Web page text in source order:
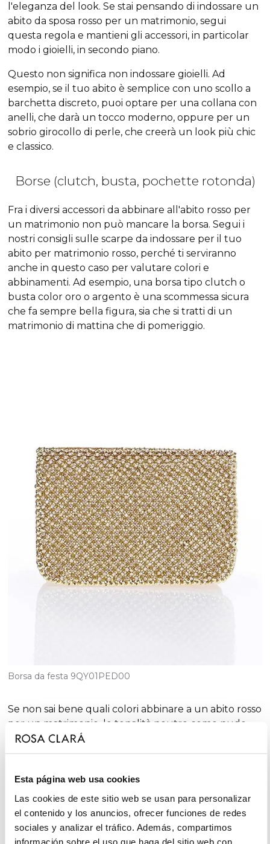
Esta página web usa cookies
Las cookies de este sitio web se usan para personalizar
el contenido y los anuncios, ofrecer funciones de redes
sociales y analizar el tráfico. Además, compartimos
información sobre el uso que haga del sitio web con
l'eleganza del look. Se stai pensando di indossare un
abito da sposa rosso per un matrimonio, segui
questa regola e mantieni gli accessori, in particolar
modo i gioielli, in secondo piano.
Questo non significa non indossare gioielli. Ad
esempio, se il tuo abito è semplice con uno scollo a
barchetta discreto, puoi optare per una collana con
anelli, che darà un tocco moderno, oppure per un
sobrio girocollo di perle, che creerà un look più chic
e classico.
Borse (clutch, busta, pochette rotonda)
Fra i diversi accessori da abbinare all'abito rosso per
un matrimonio non può mancare la borsa. Segui i
nostri consigli sulle scarpe da indossare per il tuo
abito per matrimonio rosso, perché ti serviranno
anche in questo caso per valutare colori e
abbinamenti. Ad esempio, una borsa tipo clutch o
busta color oro o argento è una scommessa sicura
che fa sempre bella figura, sia che si tratti di un
matrimonio di mattina che di pomeriggio.
Borsa da festa 9QY01PED00
Se non sai bene quali colori abbinare a un abito rosso
per un matrimonio, le tonalità neutre come nude,
nero e anche il bianco sono sempre perfette. Se,
invece, stai cercando degli accessori da abbinare al
borse in tessuti naturali come la rafia sono ideali,
purché siano piccole e dal design elegante, adatte a
una cerimonia.